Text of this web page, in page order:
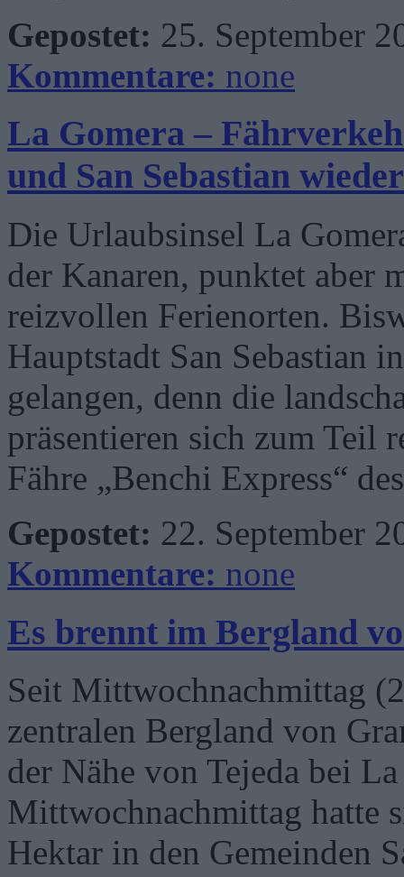
Gepostet: 25. September
Kommentare: none
La Gomera –
und San Sebastian
Die Urlaubsinsel La
der Kanaren, punktet aber
reizvollen Ferienorten.
Hauptstadt San Sebastian
gelangen, denn die
präsentieren sich zum Teil
Fähre „Benchi Express“
Gepostet: 22. September
Kommentare: none
Es brennt im Bergland
Seit Mittwochnachmittag
zentralen Bergland von
der Nähe von Tejeda bei
Mittwochnachmittag hatte
Hektar in den Gemeinden